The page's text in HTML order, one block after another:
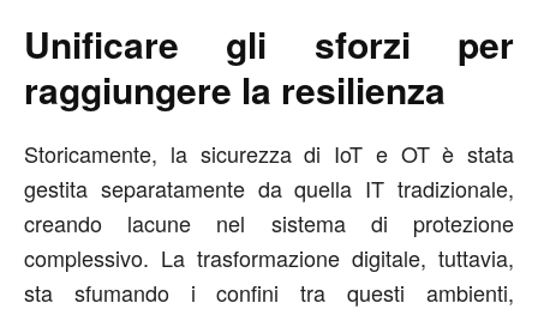
Unificare gli sforzi per
raggiungere la resilienza
Storicamente, la sicurezza di IoT e OT è stata
gestita separatamente da quella IT tradizionale,
creando lacune nel sistema di protezione
complessivo. La trasformazione digitale, tuttavia,
sta sfumando i confini tra questi ambienti,